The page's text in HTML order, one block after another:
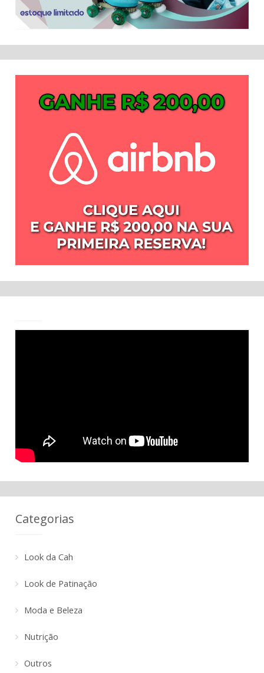
Categorias
Look da Cah
Look de Patinação
Moda e Beleza
Nutrição
Outros